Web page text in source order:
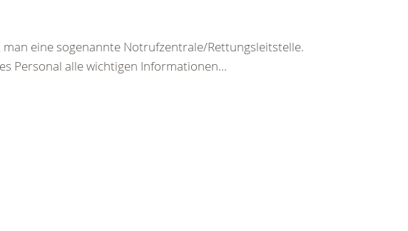
eine sogenannte Notrufzentrale/Rettungsleitstelle.
Personal alle wichtigen Informationen...